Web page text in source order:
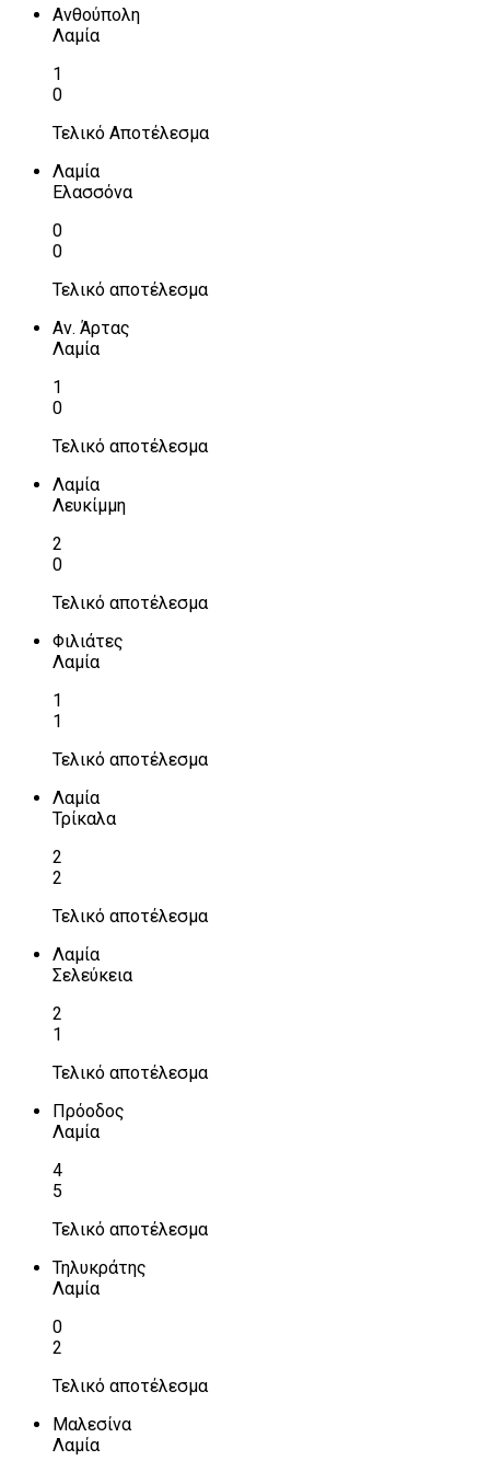
Ανθούπολη
Λαμία
1
0
Τελικό Αποτέλεσμα
Λαμία
Ελασσόνα
0
0
Τελικό αποτέλεσμα
Αν. Άρτας
Λαμία
1
0
Τελικό αποτέλεσμα
Λαμία
Λευκίμμη
2
0
Τελικό αποτέλεσμα
Φιλιάτες
Λαμία
1
1
Τελικό αποτέλεσμα
Λαμία
Τρίκαλα
2
2
Τελικό αποτέλεσμα
Λαμία
Σελεύκεια
2
1
Τελικό αποτέλεσμα
Πρόοδος
Λαμία
4
5
Τελικό αποτέλεσμα
Τηλυκράτης
Λαμία
0
2
Τελικό αποτέλεσμα
Μαλεσίνα
Λαμία